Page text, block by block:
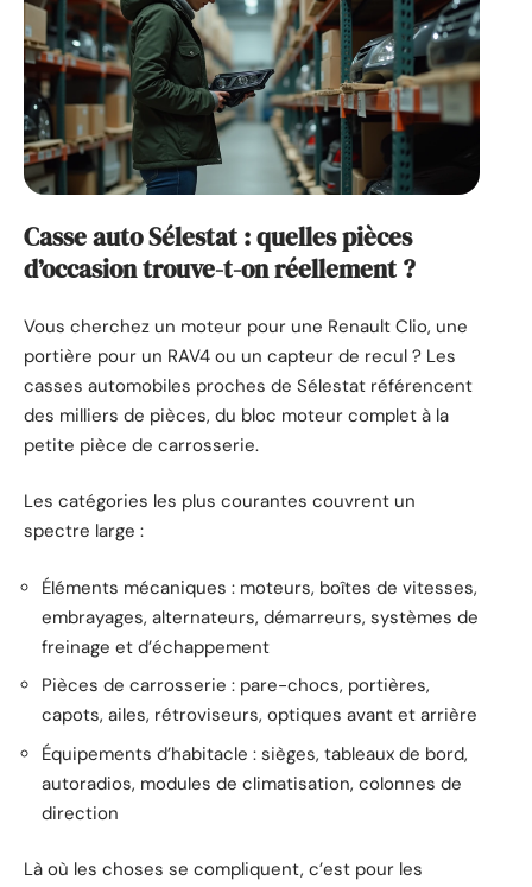
Casse auto Sélestat : quelles pièces
d’occasion trouve-t-on réellement ?
Vous cherchez un moteur pour une Renault Clio, une
portière pour un RAV4 ou un capteur de recul ? Les
casses automobiles proches de Sélestat référencent
des milliers de pièces, du bloc moteur complet à la
petite pièce de carrosserie.
Les catégories les plus courantes couvrent un
spectre large :
Éléments mécaniques : moteurs, boîtes de vitesses,
embrayages, alternateurs, démarreurs, systèmes de
freinage et d’échappement
Pièces de carrosserie : pare-chocs, portières,
capots, ailes, rétroviseurs, optiques avant et arrière
Équipements d’habitacle : sièges, tableaux de bord,
autoradios, modules de climatisation, colonnes de
direction
Là où les choses se compliquent, c’est pour les